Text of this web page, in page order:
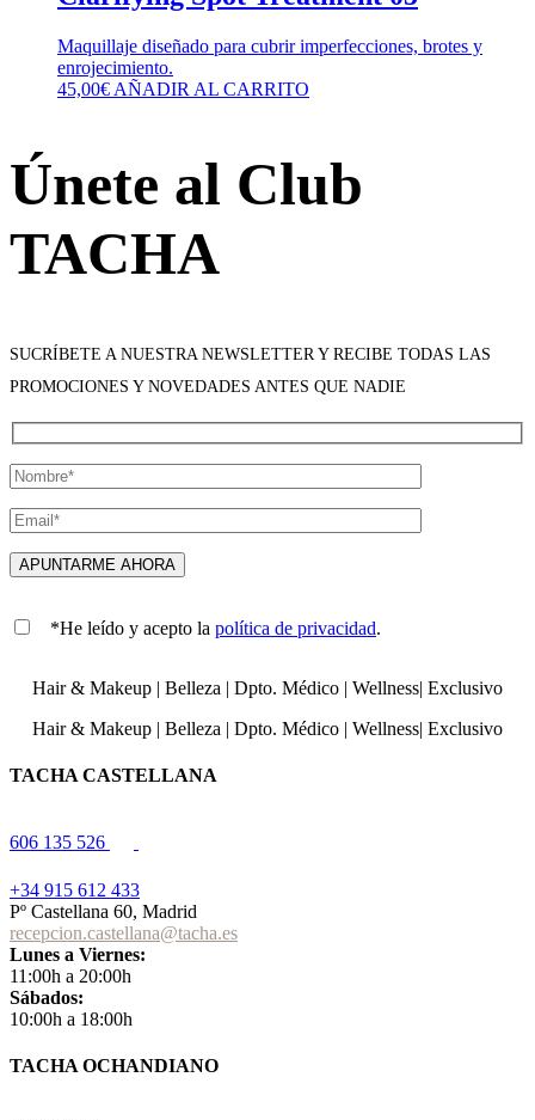
Maquillaje diseñado para cubrir imperfecciones, brotes y
enrojecimiento.
45,00€ AÑADIR AL CARRITO
Únete al Club
TACHA
SUCRÍBETE A NUESTRA NEWSLETTER Y RECIBE TODAS LAS
PROMOCIONES Y NOVEDADES ANTES QUE NADIE
*He leído y acepto la política de privacidad.
Hair & Makeup | Belleza | Dpto. Médico | Wellness| Exclusivo
Hair & Makeup | Belleza | Dpto. Médico | Wellness| Exclusivo
TACHA CASTELLANA
606 135 526
+34 915 612 433
Pº Castellana 60, Madrid
recepcion.castellana@tacha.es
Lunes a Viernes:
11:00h a 20:00h
Sábados:
10:00h a 18:00h
TACHA OCHANDIANO